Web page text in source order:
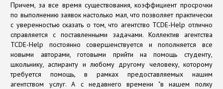
Причем, за все время существования, коэффициент просрочки
по выполнению заявок настолько мал, что позволяет практически
с уверенностью сказать о том, что агентство TCDE-Help отлично
справляется с поставленными задачами. Коллектив агентства
TCDE-Help постоянно совершенствуется и пополняется все
новыми авторами, готовыми прийти на помощь студенту,
школьнику, аспиранту и любому другому человеку, которому
требуется помощь, в рамках предоставляемых нашим
агентством услуг. А с недавнего времени "в нашем полку